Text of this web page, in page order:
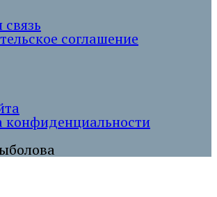
соглашение
конфиденциальности